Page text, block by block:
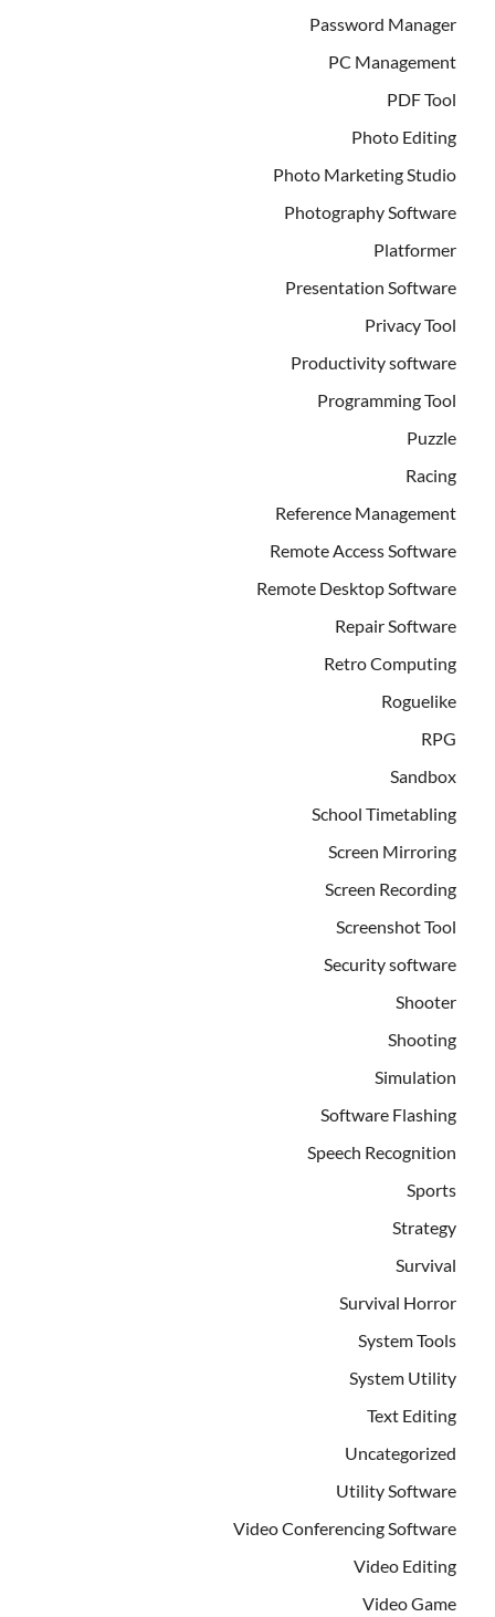
Password Manager
PC Management
PDF Tool
Photo Editing
Photo Marketing Studio
Photography Software
Platformer
Presentation Software
Privacy Tool
Productivity software
Programming Tool
Puzzle
Racing
Reference Management
Remote Access Software
Remote Desktop Software
Repair Software
Retro Computing
Roguelike
RPG
Sandbox
School Timetabling
Screen Mirroring
Screen Recording
Screenshot Tool
Security software
Shooter
Shooting
Simulation
Software Flashing
Speech Recognition
Sports
Strategy
Survival
Survival Horror
System Tools
System Utility
Text Editing
Uncategorized
Utility Software
Video Conferencing Software
Video Editing
Video Game